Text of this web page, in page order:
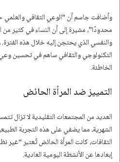
وأضافت جاسم أن “الوعي الثقافي والعلمي
محدودًا”، مشيرة إلى أن النساء في كثير
والنفسي الذي يحتجن إليه خلال هذه
التكنولوجي والثقافي ساهم في تحسين
الخاطئة.
التمييز ضد المرأة الحائض
العديد من المجتمعات التقليدية لا تزال
الشهرية، مما يضفي على هذه التجربة
الثقافات، كانت المرأة الحائض تُعتبر “غير
إبعادها عن الأنشطة اليومية العادية.